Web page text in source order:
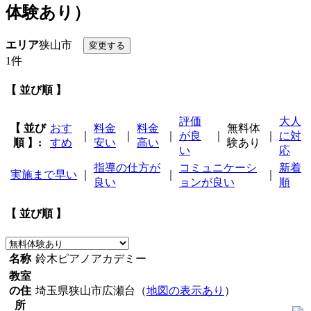
体験あり）
エリア狭山市
1件
【 並び順 】
【 並び
順 】:
おす
すめ
料金
安い
料金
高い
評価
が良
い
無料体
験あり
大人
に対
応
実施まで早い
指導の仕方が
良い
コミュニケーシ
ョンが良い
新着
順
【 並び順 】
名称 鈴木ピアノアカデミー
教室
の住
所
埼玉県狭山市広瀬台（地図の表示あり ）